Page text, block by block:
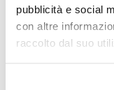
pubblicità e social
con altre
raccolto dal suo